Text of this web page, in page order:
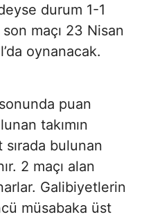
durum 1-1
maçı 23 Nisan
oynanacak.
puan
takımın
sırada bulunan
2 maçı alan
Galibiyetlerin
müsabaka üst